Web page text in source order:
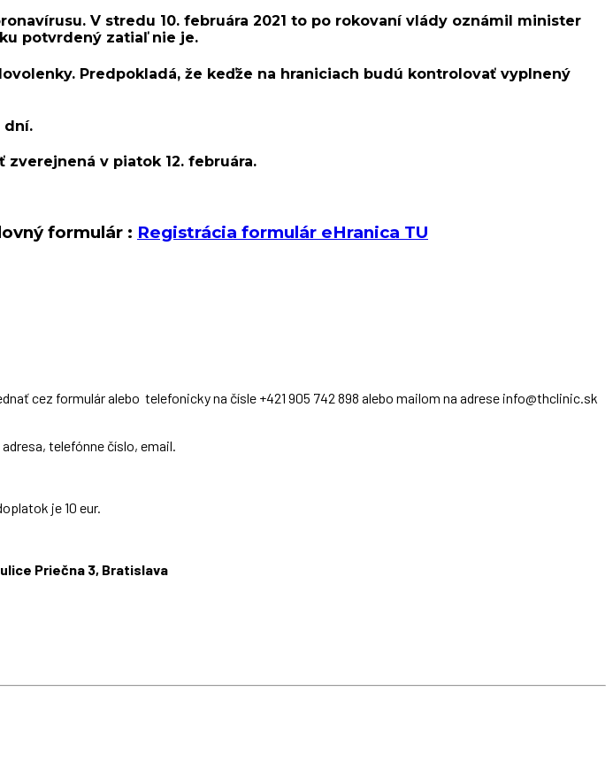
V stredu 10. februára 2021 to po rokovaní vlády oznámil minister
potvrdený zatiaľ nie je.
. Predpokladá, že keďže na hraniciach budú kontrolovať vyplnený
dní.
v piatok 12. februára.
formulár : Registrácia formulár eHranica TU
cez formulár alebo telefonicky na čísle +421 905 742 898 alebo mailom na adrese info@thclinic.sk
telefónne číslo, email.
je 10 eur.
Priečna 3, Bratislava